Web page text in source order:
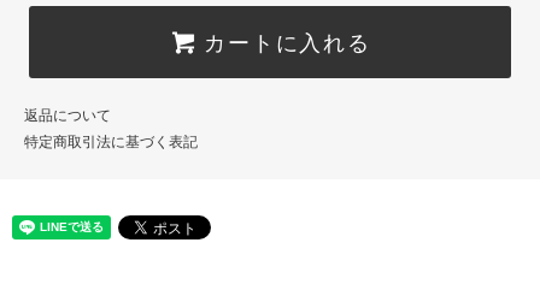
カートに入れる
返品について
特定商取引法に基づく表記